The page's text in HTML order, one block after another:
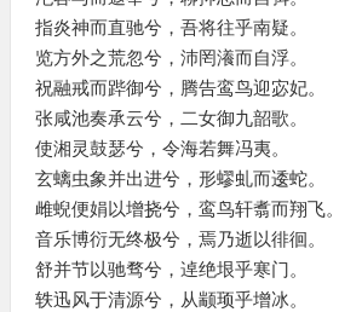
指炎神而直驰兮，吾将往乎南疑。
览方外之荒忽兮，沛罔瀁而自浮。
祝融戒而跸御兮，腾告鸾鸟迎宓妃。
张咸池奏承云兮，二女御九韶歌。
使湘灵鼓瑟兮，令海若舞冯夷。
玄螭虫象并出进兮，形蟉虬而逶蛇。
雌蜺便娟以增挠兮，鸾鸟轩翥而翔飞。
音乐博衍无终极兮，焉乃逝以徘徊。
舒并节以驰骛兮，逴绝垠乎寒门。
轶迅风于清源兮，从颛顼乎增冰。